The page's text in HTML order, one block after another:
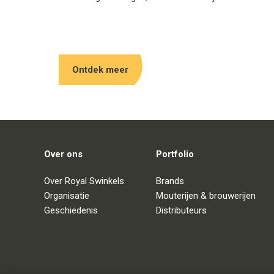
volgens miljoenen feestvierders al jaren is: een
krachtmeting met jezelf en met elkaar.
Ontdek meer
Over ons
Over Royal Swinkels
Organisatie
Geschiedenis
Portfolio
Brands
Mouterijen & brouwerijen
Distributeurs